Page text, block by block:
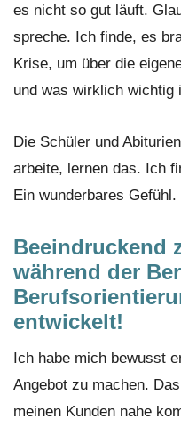
es nicht so gut läuft.
spreche. Ich finde, es
Krise, um über die
und was wirklich wichtig
Die Schüler und
arbeite, lernen das. Ich
Ein wunderbares Gefühl.
Beeindruckend
während der
entwickelt!
Ich habe mich bewusst
Angebot zu machen.
meinen Kunden nahe